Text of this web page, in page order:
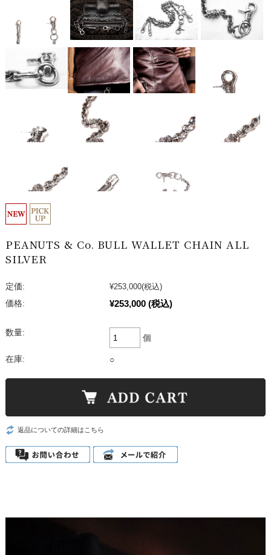
PEANUTS & Co. BULL WALLET CHAIN ALL
SILVER
定価: ¥253,000(税込)
価格:
¥253,000 (税込)
数量:
個
在庫: ○
返品についての詳細はこちら